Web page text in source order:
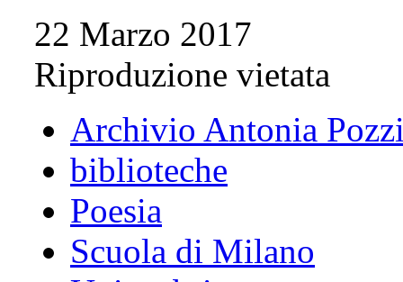
22 Marzo 2017
Riproduzione vietata
Archivio Antonia
biblioteche
Poesia
Scuola di Milano